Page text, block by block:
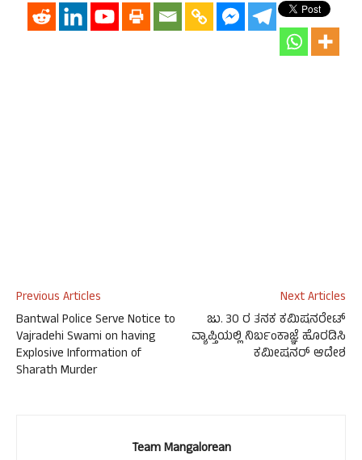
Previous Articles
Bantwal Police Serve Notice to
Vajradehi Swami on having
Explosive Information of
Sharath Murder
Next Articles
ಜು. 30 ರ ತನಕ ಕಮಿಷನರೇಟ್
ವ್ಯಾಪ್ತಿಯಲ್ಲಿ ನಿರ್ಬಂಕಾಜ್ಞೆ ಹೊರಡಿಸಿ
ಕಮೀಷನರ್ ಆದೇಶ
Team Mangalorean